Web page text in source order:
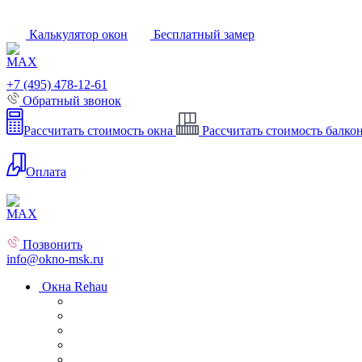
Калькулятор окон Бесплатный замер
+7 (495) 478-12-61
Обратный звонок
Рассчитать стоимость окна Рассчитать стоимость
Оплата
Позвонить
info@okno-msk.ru
Окна Rehau